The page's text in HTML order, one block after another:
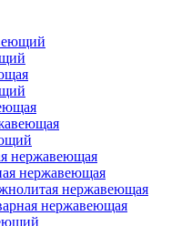
нержавеющая
нержавеющая
нержавеющая
нержавеющая